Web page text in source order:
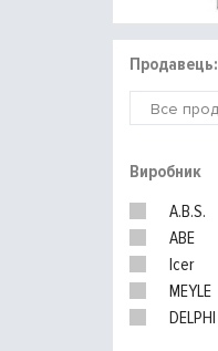
Продавець:
Виробник
A.B.S.
ABE
Icer
MEYLE
DELPHI